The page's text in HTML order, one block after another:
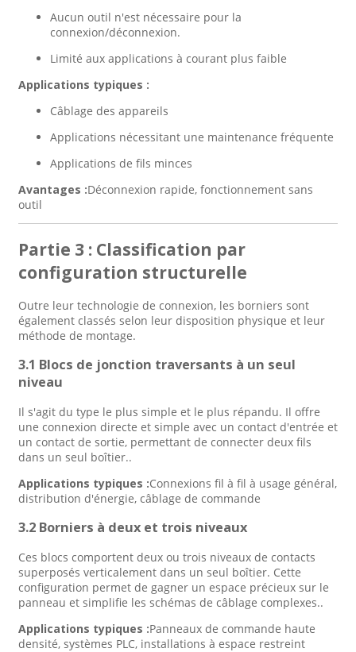
Aucun outil n'est nécessaire pour la
connexion/déconnexion.
Limité aux applications à courant plus faible
Applications typiques :
Câblage des appareils
Applications nécessitant une maintenance fréquente
Applications de fils minces
Avantages :Déconnexion rapide, fonctionnement sans
outil
Partie 3 : Classification par
configuration structurelle
Outre leur technologie de connexion, les borniers sont
également classés selon leur disposition physique et leur
méthode de montage.
3.1 Blocs de jonction traversants à un seul
niveau
Il s'agit du type le plus simple et le plus répandu. Il offre
une connexion directe et simple avec un contact d'entrée et
un contact de sortie, permettant de connecter deux fils
dans un seul boîtier..
Applications typiques :Connexions fil à fil à usage général,
distribution d'énergie, câblage de commande
3.2 Borniers à deux et trois niveaux
Ces blocs comportent deux ou trois niveaux de contacts
superposés verticalement dans un seul boîtier. Cette
configuration permet de gagner un espace précieux sur le
panneau et simplifie les schémas de câblage complexes..
Applications typiques :Panneaux de commande haute
densité, systèmes PLC, installations à espace restreint